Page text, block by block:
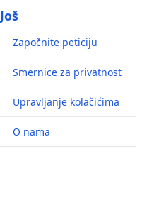
Još
Započnite peticiju
Smernice za privatnost
Upravljanje kolačićima
O nama